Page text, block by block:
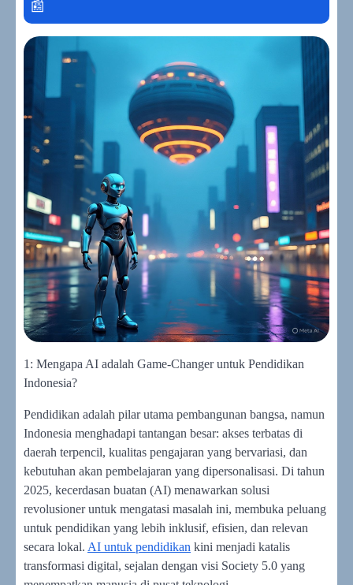
1: Mengapa AI adalah Game-Changer untuk Pendidikan
Indonesia?
Pendidikan adalah pilar utama pembangunan bangsa, namun
Indonesia menghadapi tantangan besar: akses terbatas di
daerah terpencil, kualitas pengajaran yang bervariasi, dan
kebutuhan akan pembelajaran yang dipersonalisasi. Di tahun
2025, kecerdasan buatan (AI) menawarkan solusi
revolusioner untuk mengatasi masalah ini, membuka peluang
untuk pendidikan yang lebih inklusif, efisien, dan relevan
secara lokal. AI untuk pendidikan kini menjadi katalis
transformasi digital, sejalan dengan visi Society 5.0 yang